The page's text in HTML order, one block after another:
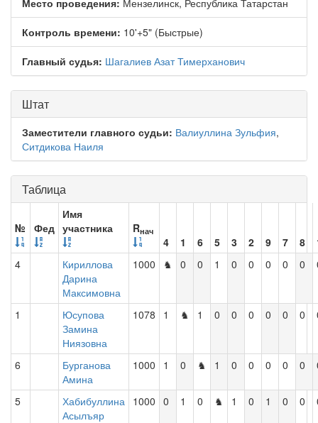
Место проведения: Мензелинск, Республика Татарстан
Контроль времени: 10'+5" (Быстрые)
Главный судья: Шагалиев Азат Тимерханович
Штат
Заместители главного судьи: Валиуллина Зульфия,
Ситдикова Наиля
Таблица
№ Фед
Имя
участника
Rнач
4 1 6 5 3 2 9 7 8
4
Кириллова
Дарина
Максимовна
1000 ♞ 0 0 1 0 0 0 0 0
1
Юсупова
Замина
Ниязовна
1078 1 ♞ 1 0 0 0 0 0 0
6
Бурганова
Амина
1000 1 0 ♞ 1 0 0 0 0 0
5
Хабибуллина
Асылъяр
1000 0 1 0 ♞ 1 0 1 0 0